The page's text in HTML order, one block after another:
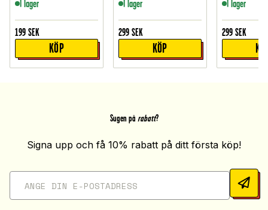
I lager
199 SEK
KÖP
I lager
299 SEK
KÖP
I lager
299 SEK
Sugen på rabatt?
Signa upp och få 10% rabatt på ditt första köp!